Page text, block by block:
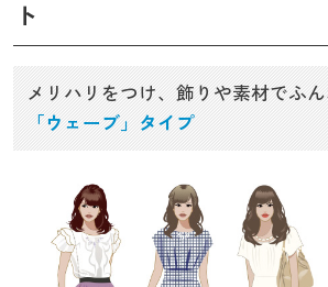
ト
メリハリをつけ、飾りや素材でふん
「ウェーブ」タイプ